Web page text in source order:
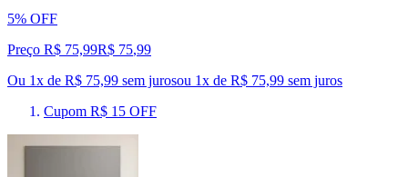
5% OFF
Preço R$ 75,99R$ 75,99
Ou 1x de R$ 75,99 sem jurosou 1x de R$ 75,99 sem juros
Cupom R$ 15 OFF